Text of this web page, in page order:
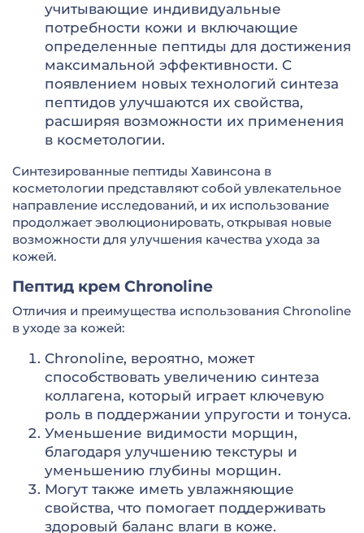
учитывающие индивидуальные
потребности кожи и включающие
определенные пептиды для достижения
максимальной эффективности. С
появлением новых технологий синтеза
пептидов улучшаются их свойства,
расширяя возможности их применения
в косметологии.
Синтезированные пептиды Хавинсона в
косметологии представляют собой увлекательное
направление исследований, и их использование
продолжает эволюционировать, открывая новые
возможности для улучшения качества ухода за
кожей.
Пептид крем Chronoline
Отличия и преимущества использования Chronoline
в уходе за кожей:
Chronoline, вероятно, может
способствовать увеличению синтеза
коллагена, который играет ключевую
роль в поддержании упругости и тонуса.
Уменьшение видимости морщин,
благодаря улучшению текстуры и
уменьшению глубины морщин.
Могут также иметь увлажняющие
свойства, что помогает поддерживать
здоровый баланс влаги в коже.